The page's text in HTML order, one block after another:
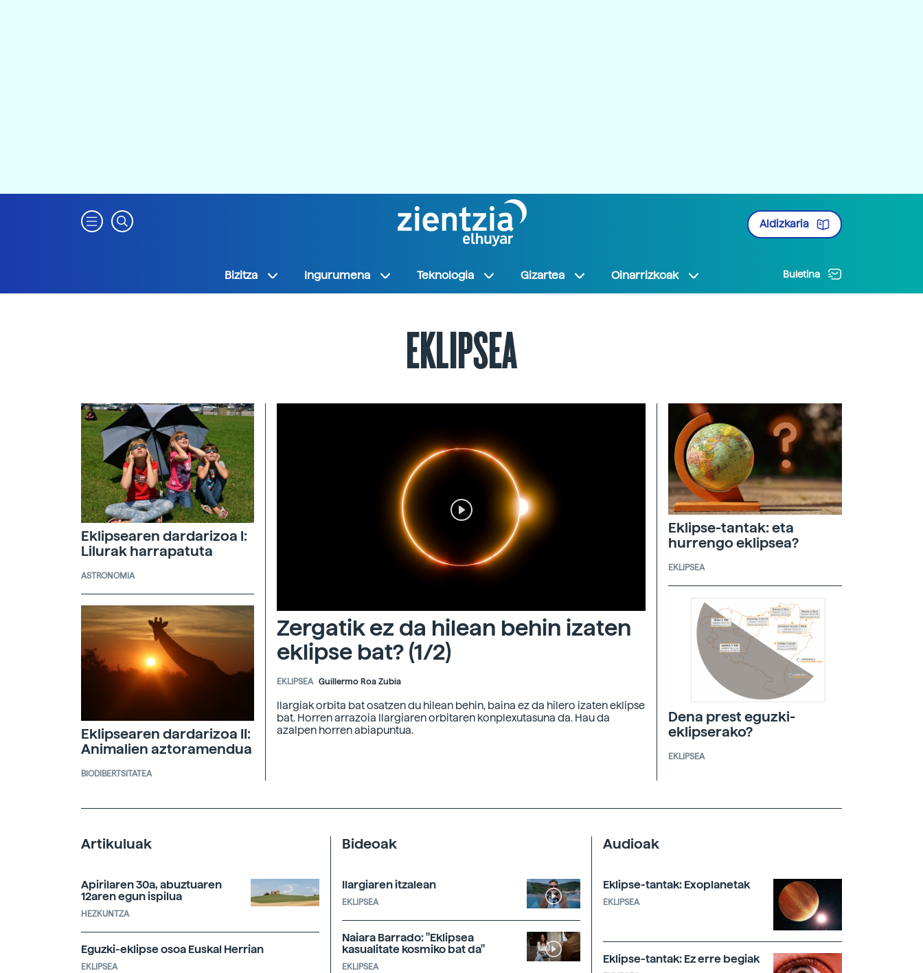
Aldizkaria
Bizitza Ingurumena Teknologia Gizartea Oinarrizkoak Buletina
EKLIPSEA
Eklipsearen dardarizoa I:
Lilurak harrapatuta
ASTRONOMIA
Eklipsearen dardarizoa II:
Animalien aztoramendua
BIODIBERTSITATEA
Zergatik ez da hilean behin izaten
eklipse bat? (1/2)
EKLIPSEA Guillermo Roa Zubia
Ilargiak orbita bat osatzen du hilean behin, baina ez da hilero izaten eklipse
bat. Horren arrazoia Ilargiaren orbitaren konplexutasuna da. Hau da
azalpen horren abiapuntua.
Eklipse-tantak: eta
hurrengo eklipsea?
EKLIPSEA
Dena prest eguzki-
eklipserako?
EKLIPSEA
Artikuluak
Apirilaren 30a, abuztuaren
12aren egun ispilua
HEZKUNTZA
Eguzki-eklipse osoa Euskal Herrian
EKLIPSEA
Bideoak
Ilargiaren itzalean
EKLIPSEA
Naiara Barrado: "Eklipsea
kasualitate kosmiko bat da"
EKLIPSEA
Audioak
Eklipse-tantak: Exoplanetak
EKLIPSEA
Eklipse-tantak: Ez erre begiak